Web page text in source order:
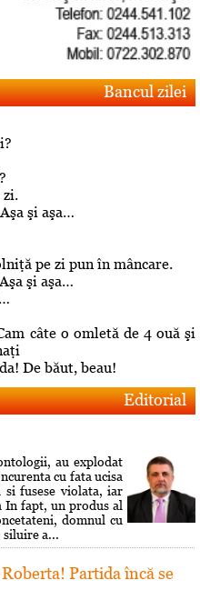
Bancul zilei
zi.
şi aşa…
pe zi pun în mâncare.
şi aşa…
câte o omletă de 4 ouă şi
De băut, beau!
Editorial
au explodat
cu fata ucisa
si fusese violata, iar
In fapt, un produs al
domnul cu
siluire a...
Partida încă se